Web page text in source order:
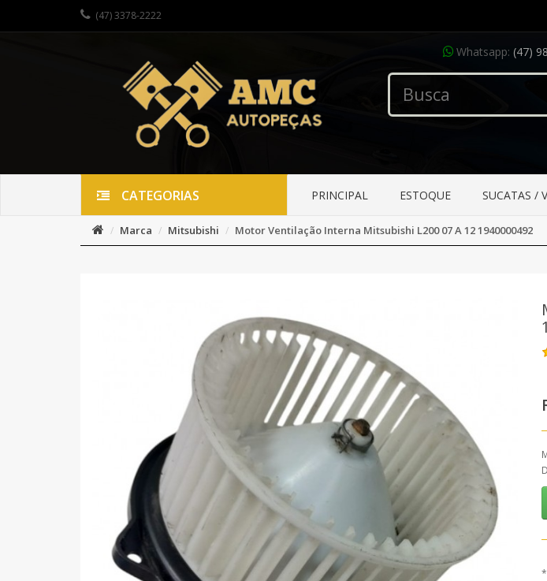
(47) 3378-2222
Whatsapp: (47)
CATEGORIAS PRINCIPAL ESTOQUE SUCATAS /
Marca Mitsubishi Motor Ventilação Interna Mitsubishi L200 07 A 12 1940000492
*